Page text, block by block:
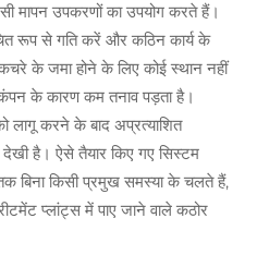
मापन उपकरणों का उपयोग करते हैं।
रूप से गति करें और कठिन कार्य के
के जमा होने के लिए कोई स्थान नहीं
के कारण कम तनाव पड़ता है।
लागू करने के बाद अप्रत्याशित
है। ऐसे तैयार किए गए सिस्टम
बिना किसी प्रमुख समस्या के चलते हैं,
प्लांट्स में पाए जाने वाले कठोर